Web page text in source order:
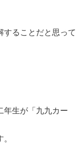
することだと思って
年生が「九九カー